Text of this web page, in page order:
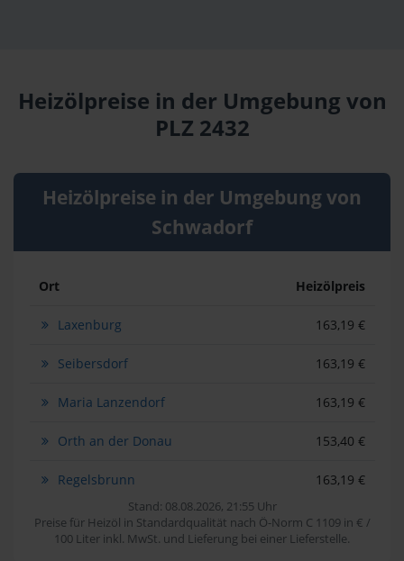
Heizölpreise in der Umgebung von
PLZ 2432
Heizölpreise in der Umgebung von
Schwadorf
Ort Heizölpreis
Laxenburg 163,19 €
Seibersdorf 163,19 €
Maria Lanzendorf 163,19 €
Orth an der Donau 153,40 €
Regelsbrunn 163,19 €
Stand: 08.08.2026, 21:55 Uhr
Preise für Heizöl in Standardqualität nach Ö-Norm C 1109 in € /
100 Liter inkl. MwSt. und Lieferung bei einer Lieferstelle.